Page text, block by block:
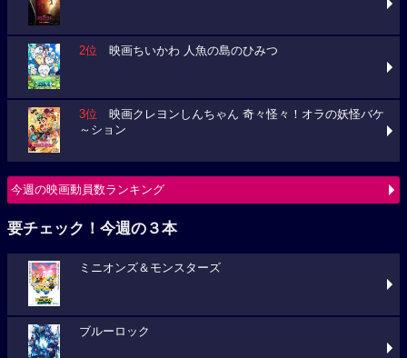
2位 映画ちいかわ 人魚の島のひみつ
3位 映画クレヨンしんちゃん 奇々怪々！オラの妖怪バケ
～ション
今週の映画動員数ランキング
要チェック！今週の３本
ミニオンズ＆モンスターズ
ブルーロック